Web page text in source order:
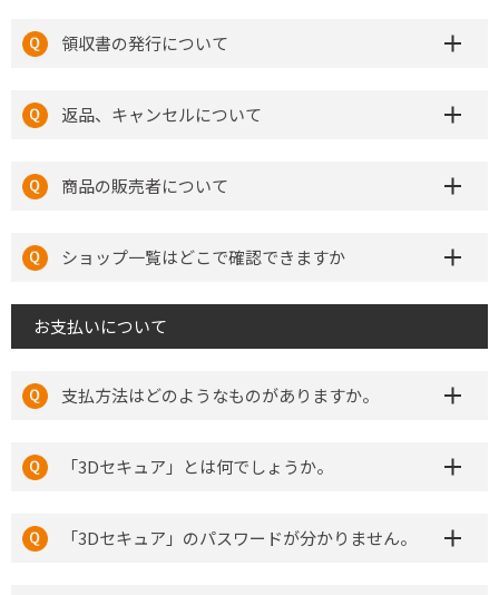
領収書の発行について
返品、キャンセルについて
商品の販売者について
ショップ一覧はどこで確認できますか
お支払いについて
支払方法はどのようなものがありますか。
「3Dセキュア」とは何でしょうか。
「3Dセキュア」のパスワードが分かりません。